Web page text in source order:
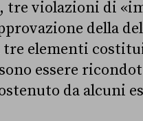
tre violazioni di
della
tre elementi
essere
da alcuni